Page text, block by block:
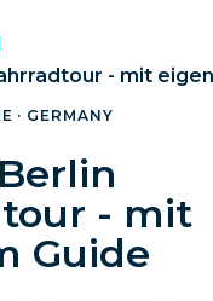
- mit
· GERMANY
- mit
Guide